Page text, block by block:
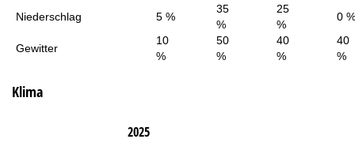
Niederschlag
5 %
35
%
25
%
0 %
Gewitter
10
%
50
%
40
%
40
%
Klima
2025